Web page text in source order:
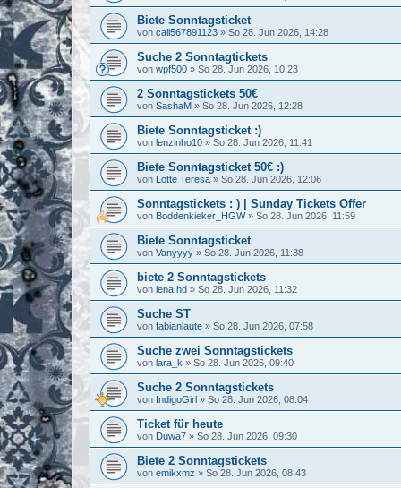
Biete Sonntagsticket
von cali567891123 » So 28. Jun 2026, 14:28
Suche 2 Sonntagtickets
von wpf500 » So 28. Jun 2026, 10:23
2 Sonntagstickets 50€
von SashaM » So 28. Jun 2026, 12:28
Biete Sonntagsticket :)
von lenzinho10 » So 28. Jun 2026, 11:41
Biete Sonntagsticket 50€ :)
von Lotte Teresa » So 28. Jun 2026, 12:06
Sonntagstickets : ) | Sunday Tickets Offer
von Boddenkieker_HGW» So 28. Jun 2026, 11:59
Biete Sonntagsticket
von Vanyyyy » So 28. Jun 2026, 11:38
biete 2 Sonntagstickets
von lena.hd » So 28. Jun 2026, 11:32
Suche ST
von fabianlaute » So 28. Jun 2026, 07:58
Suche zwei Sonntagstickets
von lara_k » So 28. Jun 2026, 09:40
Suche 2 Sonntagstickets
von IndigoGirl » So 28. Jun 2026, 08:04
Ticket für heute
von Duwa7 » So 28. Jun 2026, 09:30
Biete 2 Sonntagstickets
von emikxmz » So 28. Jun 2026, 08:43